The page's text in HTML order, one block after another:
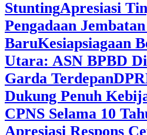
StuntingApresiasi
Pengadaan
BaruKesiapsiagaan
Utara: ASN BPBD
Garda Terdepan
Dukung Penuh
CPNS Selama 10
Apresiasi Respons